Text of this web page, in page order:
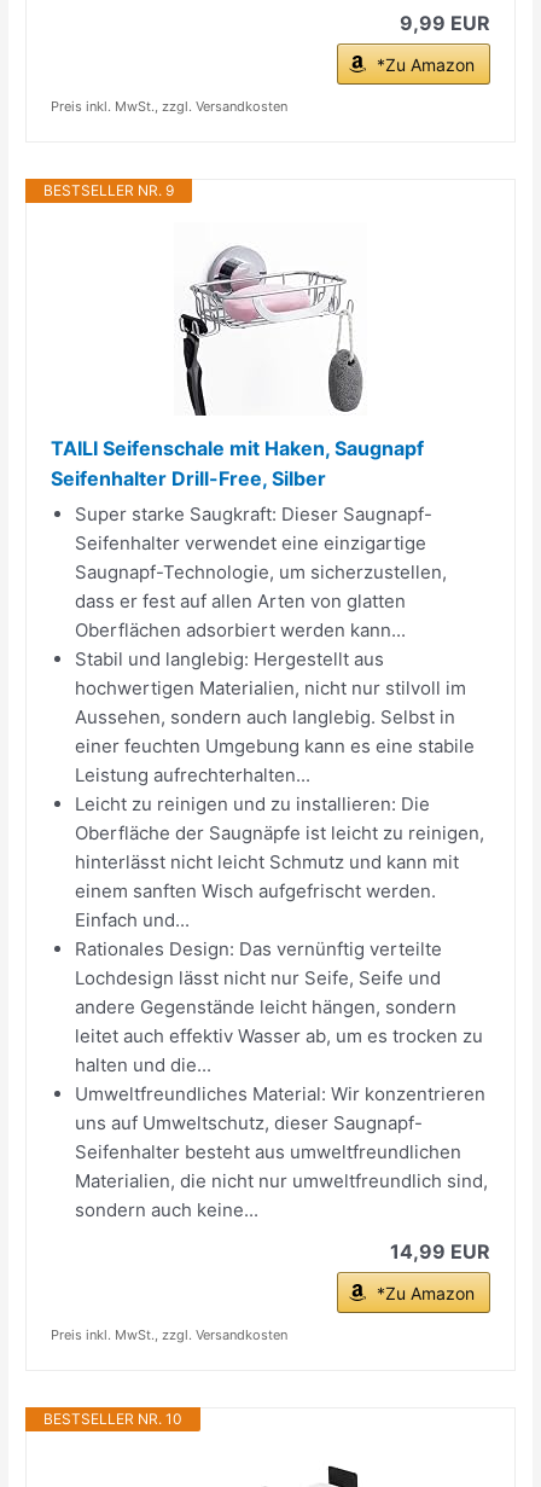
9,99 EUR
*Zu Amazon
Preis inkl. MwSt., zzgl. Versandkosten
BESTSELLER NR. 9
TAILI Seifenschale mit Haken, Saugnapf
Seifenhalter Drill-Free, Silber
Super starke Saugkraft: Dieser Saugnapf-
Seifenhalter verwendet eine einzigartige
Saugnapf-Technologie, um sicherzustellen,
dass er fest auf allen Arten von glatten
Oberflächen adsorbiert werden kann...
Stabil und langlebig: Hergestellt aus
hochwertigen Materialien, nicht nur stilvoll im
Aussehen, sondern auch langlebig. Selbst in
einer feuchten Umgebung kann es eine stabile
Leistung aufrechterhalten...
Leicht zu reinigen und zu installieren: Die
Oberfläche der Saugnäpfe ist leicht zu reinigen,
hinterlässt nicht leicht Schmutz und kann mit
einem sanften Wisch aufgefrischt werden.
Einfach und...
Rationales Design: Das vernünftig verteilte
Lochdesign lässt nicht nur Seife, Seife und
andere Gegenstände leicht hängen, sondern
leitet auch effektiv Wasser ab, um es trocken zu
halten und die...
Umweltfreundliches Material: Wir konzentrieren
uns auf Umweltschutz, dieser Saugnapf-
Seifenhalter besteht aus umweltfreundlichen
Materialien, die nicht nur umweltfreundlich sind,
sondern auch keine...
14,99 EUR
*Zu Amazon
Preis inkl. MwSt., zzgl. Versandkosten
BESTSELLER NR. 10